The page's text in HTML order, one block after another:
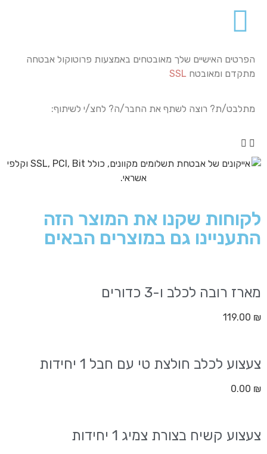
הפרטים האישיים שלך מאובטחים באמצעות פרוטוקול אבטחה
מתקדם ומאובטח SSL
מתלבט/ת? רוצה לשתף את החבר/ה? לחצ/י לשיתוף:
לקוחות שקנו את המוצר הזה
התעניינו גם במוצרים הבאים
מארז רובה לכלב ו-3 כדורים
119.00 ₪
צעצוע לכלב חולצת טי עם חבל 1 יחידות
0.00 ₪
צעצוע קשיח בצורת צמיג 1 יחידות